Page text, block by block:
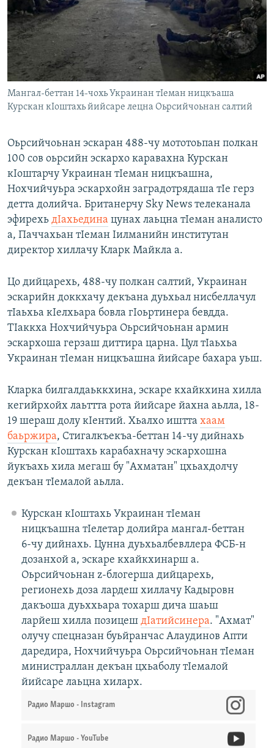
Мангал-беттан 14-чохь Украинан тIеман ницкъаша
Курскан кIоштахь йийсаре лецна Оьрсийчоьнан салтий
Оьрсийчоьнан эскаран 488-чу мототоьпан полкан
100 сов оьрсийн эскархо каравахна Курскан
кӀоштарчу Украинан тӀеман ницкъашна,
Нохчийчуьра эскархойн заградотрядаша тIе герз
детта долийча. Британерчу Sky News телеканала
эфирехь дӀахьедина цунах лаьцна тӀеман аналисто
а, Паччахьан тӀеман Ӏилманийн институтан
директор хиллачу Кларк Майкла а.
Цо дийцарехь, 488-чу полкан салтий, Украинан
эскарийн доккхачу декъана дуьхьал нисбеллачул
тIаьхьа кӀелхьара бовла гӀоьртинера бевдда.
ТIаккха Нохчийчуьра Оьрсийчоьнан армин
эскархоша герзаш диттира царна. Цул тӀаьхьа
Украинан тIеман ницкъашна йийсаре бахара уьш.
Кларка билгалдаьккхина, эскаре кхайкхина хилла
кегийрхойх лаьттта рота йийсаре йахна аьлла, 18-
19 шераш долу кIентий. Хьалхо иштта хаам
баьржира, Стигалкъекъа-беттан 14-чу дийнахь
Курскан кӀоштахь карабахначу эскархошна
йукъахь хила мегаш бу "Ахматан" цхьахдолчу
декъан тӀемалой аьлла.
Курскан кӀоштахь Украинан тIеман
ницкъашна тӀелетар долийра мангал-беттан
6-чу дийнахь. Цунна дуьхьалбевллера ФСБ-н
дозанхой а, эскаре кхайкхинарш а.
Оьрсийчоьнан z-блогерша дийцарехь,
регионехь доза лардеш хиллачу Кадыровн
дакъоша дуьххьара тохарш дича шаьш
ларйеш хилла позицеш дIатийсинера. "Ахмат"
олучу спецназан буьйранчас Алаудинов Апти
даредира, Нохчийчуьра Оьрсийчоьнан тӀеман
министраллан декъан цхьаболу тӀемалой
йийсаре лаьцна хиларх.
Радио Маршо - Instagram
Радио Маршо - YouTube